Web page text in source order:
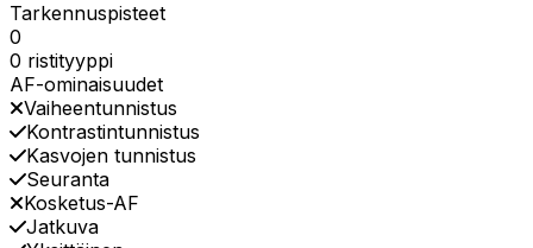
Tarkennuspisteet
0
0 ristityyppi
AF-ominaisuudet
Vaiheentunnistus
Kontrastintunnistus
Kasvojen tunnistus
Seuranta
Kosketus-AF
Jatkuva